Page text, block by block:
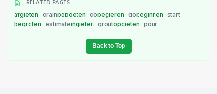
RELATED PAGES
afgieten drainbeboeten dobegieren dobeginnen
start
begroten
estimateingieten groutopgieten pour
Back to Top